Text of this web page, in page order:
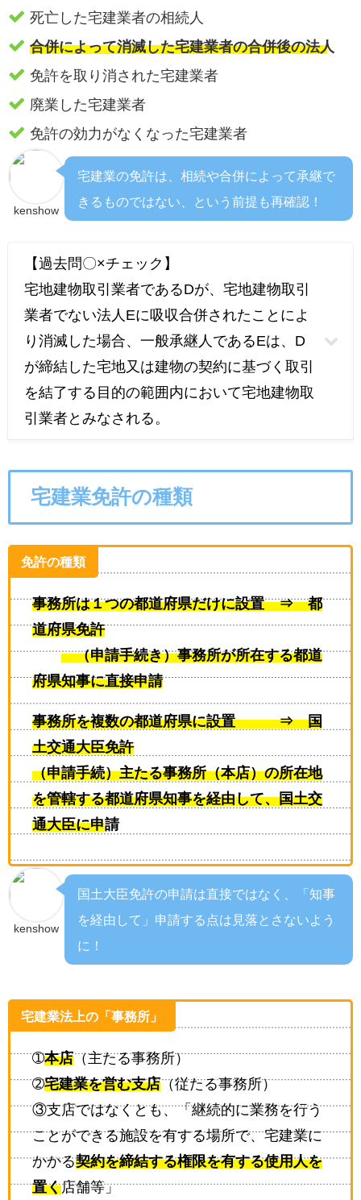
死亡した宅建業者の相続人
合併によって消滅した宅建業者の合併後の法人
免許を取り消された宅建業者
廃業した宅建業者
免許の効力がなくなった宅建業者
kenshow
宅建業の免許は、相続や合併によって承継で
きるものではない、という前提も再確認！
【過去問〇×チェック】
宅地建物取引業者であるDが、宅地建物取引
業者でない法人Eに吸収合併されたことによ
り消滅した場合、一般承継人であるEは、D
が締結した宅地又は建物の契約に基づく取引
を結了する目的の範囲内において宅地建物取
引業者とみなされる。
宅建業免許の種類
免許の種類
事務所は１つの都道府県だけに設置 ⇒ 都
道府県免許
（申請手続き）事務所が所在する都道
府県知事に直接申請
事務所を複数の都道府県に設置 ⇒ 国
土交通大臣免許
（申請手続）主たる事務所（本店）の所在地
を管轄する都道府県知事を経由して、国土交
通大臣に申請
kenshow
国土大臣免許の申請は直接ではなく、「知事
を経由して」申請する点は見落とさないよう
に！
宅建業法上の「事務所」
➀本店（主たる事務所）
➁宅建業を営む支店（従たる事務所）
③支店ではなくとも、「継続的に業務を行う
ことができる施設を有する場所で、宅建業に
かかる契約を締結する権限を有する使用人を
置く店舗等」